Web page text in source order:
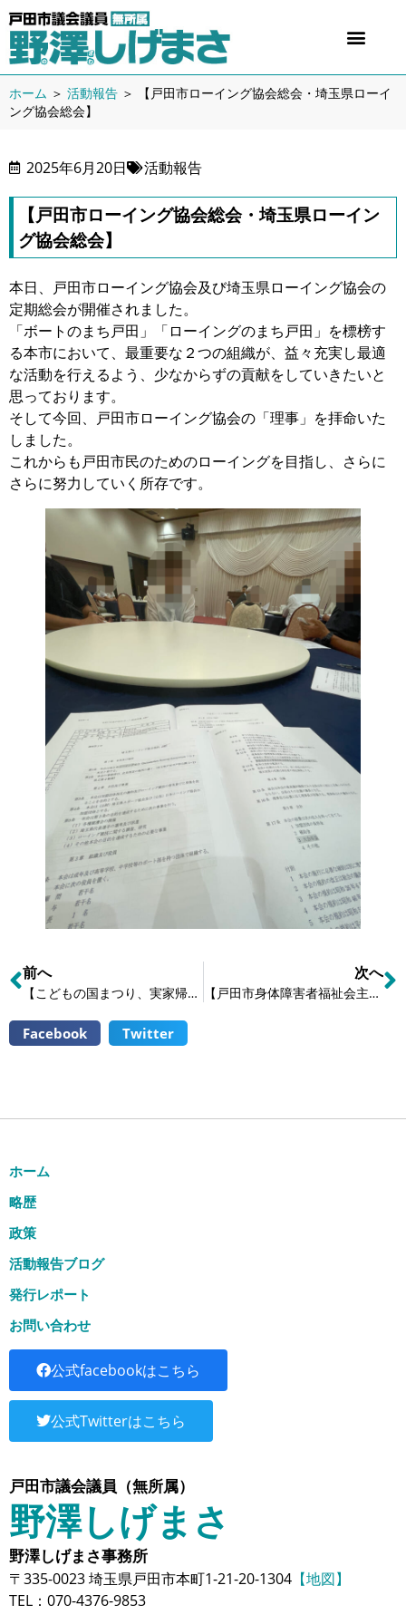
ホーム ＞ 活動報告 ＞
【戸田市ローイング協会総会・埼玉県ローイ
ング協会総会】
2025年6月20日 活動報告
【戸田市ローイング協会総会・埼玉県ローイン
グ協会総会】
本日、戸田市ローイング協会及び埼玉県ローイング協会の
定期総会が開催されました。
「ボートのまち戸田」「ローイングのまち戸田」を標榜す
る本市において、最重要な２つの組織が、益々充実し最適
な活動を行えるよう、少なからずの貢献をしていきたいと
思っております。
そして今回、戸田市ローイング協会の「理事」を拝命いた
しました。
これからも戸田市民のためのローイングを目指し、さらに
さらに努力していく所存です。
前へ
【こどもの国まつり、実家帰省】
次へ
【戸田市身体障害者福祉会主催モルック体験会】
Facebook Twitter
ホーム
略歴
政策
活動報告ブログ
発行レポート
お問い合わせ
公式facebookはこちら
公式Twitterはこちら
戸田市議会議員（無所属）
野澤しげまさ
野澤しげまさ事務所
〒335-0023 埼玉県戸田市本町1-21-20-1304 【地図】
TEL：070-4376-9853